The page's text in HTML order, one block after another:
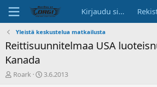
Kirjaudu sisään
Yleistä keskustelua matkailusta
Reittisuunnitelmaa USA
Kanada
K
Roark
A
3.6.2013